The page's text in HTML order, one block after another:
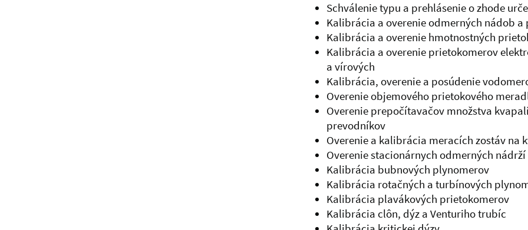
Schválenie typu a prehlásenie o zhode
Kalibrácia a overenie odmerných nádob a
Kalibrácia a overenie hmotnostných
Kalibrácia a overenie prietokomerov
a vírových
Kalibrácia, overenie a posúdenie
Overenie objemového prietokového
Overenie prepočítavačov množstva
prevodníkov
Overenie a kalibrácia meracích zostáv na
Overenie stacionárnych odmerných nádrží
Kalibrácia bubnových plynomerov
Kalibrácia rotačných a turbínových
Kalibrácia plavákových prietokomerov
Kalibrácia clôn, dýz a Venturiho trubíc